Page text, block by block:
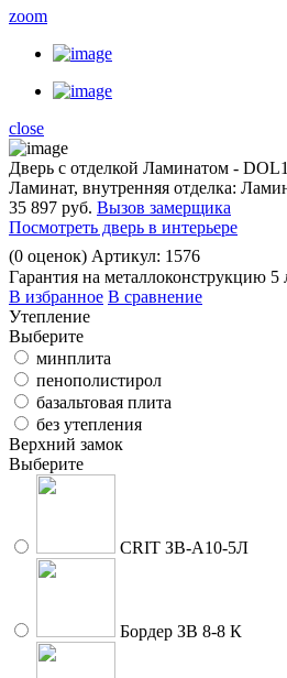
zoom
close
Дверь с отделкой Ламинатом -
Ламинат, внутренняя отделка:
35 897 руб. Вызов замерщика
Посмотреть дверь в интерьере
(0 оценок) Артикул: 1576
Гарантия на металлоконструкцию 5
В избранное В сравнение
Утепление
Выберите
минплита
пенополистирол
базальтовая плита
без утепления
Верхний замок
Выберите
CRIT ЗВ-A10-5Л
Бордер ЗВ 8-8 К